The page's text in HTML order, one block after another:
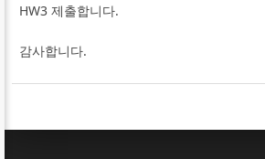
HW3 제출합니다.
감사합니다.
Sketchbook5, 스케치북5
Sketchbook5, 스케치북5